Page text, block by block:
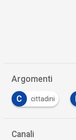
Argomenti
D dati
Canali